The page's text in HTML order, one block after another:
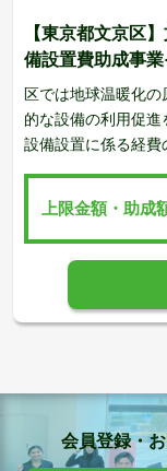
【東京都文京区
備設置費助成事
区では地球温暖化
的な設備の利用促
設備設置に係る経費
上限金額・助成
会員登録・